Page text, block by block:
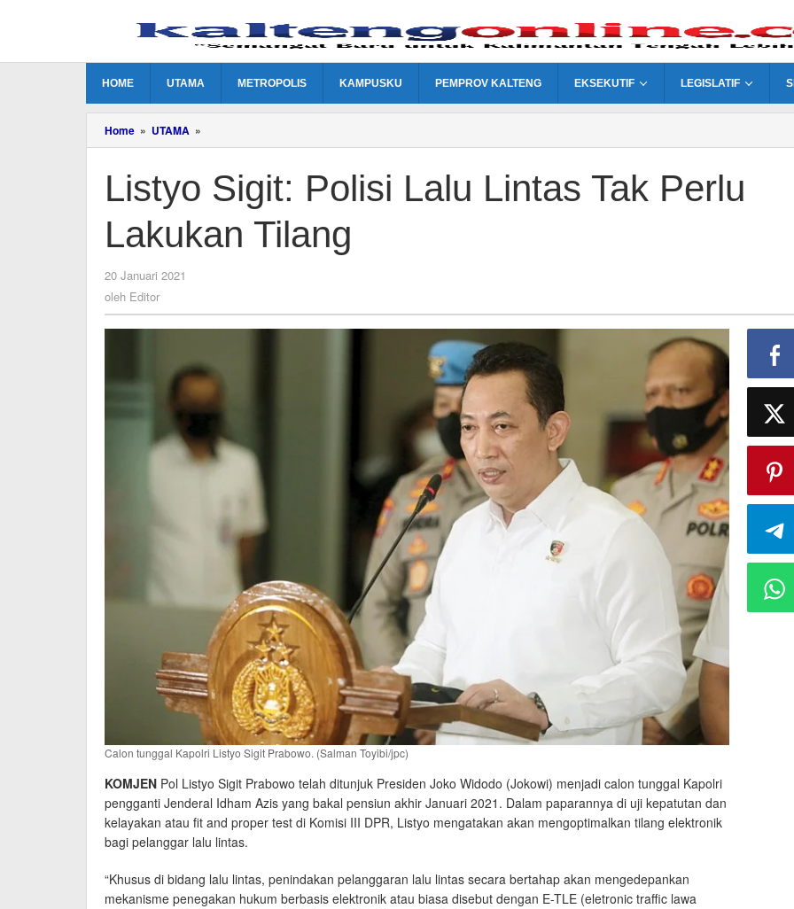
HOME UTAMA METROPOLIS KAMPUSKU PEMPROV KALTENG EKSEKUTIF LEGISLATIF
Home » UTAMA »
Sigit:
Lalu
Lintas
Perlu
Lakukan
Listyo Sigit: Polisi Lalu Lintas Tak Perlu
Lakukan Tilang
20 Januari 2021
oleh Editor
Calon tunggal Kapolri Listyo Sigit Prabowo. (Salman Toyibi/jpc)
KOMJEN Pol Listyo Sigit Prabowo telah ditunjuk Presiden Joko Widodo (Jokowi) menjadi calon tunggal Kapolri
pengganti Jenderal Idham Azis yang bakal pensiun akhir Januari 2021. Dalam paparannya di uji kepatutan dan
kelayakan atau fit and proper test di Komisi III DPR, Listyo mengatakan akan mengoptimalkan tilang elektronik
bagi pelanggar lalu lintas.
“Khusus di bidang lalu lintas, penindakan pelanggaran lalu lintas secara bertahap akan mengedepankan
mekanisme penegakan hukum berbasis elektronik atau biasa disebut dengan E-TLE (eletronic traffic lawa